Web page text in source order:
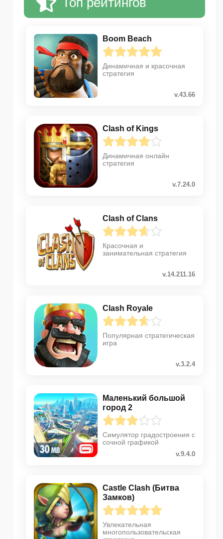
Boom Beach
Динамичная и красочная
стратегия
v.43.66
Clash of Kings
Динамичная онлайн
стратегия
v.7.24.0
Clash of Clans
Красочная и
занимательная стратегия
v.14.211.16
Clash Royale
Популярная стратегическая
игра
v.3.2.4
Маленький большой
город 2
Симулятор градостроения с
сочной графикой
v.9.4.0
Castle Clash (Битва
Замков)
Увлекательная
многопользовательская